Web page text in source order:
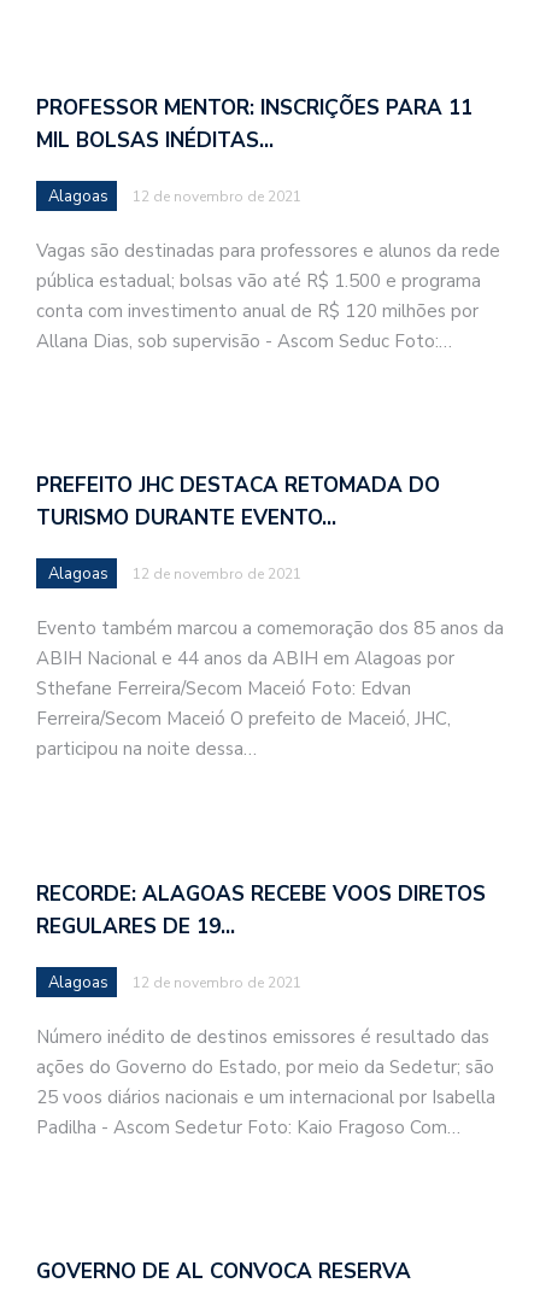
PROFESSOR MENTOR: INSCRIÇÕES PARA 11
MIL BOLSAS INÉDITAS…
Alagoas 12 de novembro de 2021
Vagas são destinadas para professores e alunos da rede
pública estadual; bolsas vão até R$ 1.500 e programa
conta com investimento anual de R$ 120 milhões por
Allana Dias, sob supervisão - Ascom Seduc Foto:…
PREFEITO JHC DESTACA RETOMADA DO
TURISMO DURANTE EVENTO…
Alagoas 12 de novembro de 2021
Evento também marcou a comemoração dos 85 anos da
ABIH Nacional e 44 anos da ABIH em Alagoas por
Sthefane Ferreira/Secom Maceió Foto: Edvan
Ferreira/Secom Maceió O prefeito de Maceió, JHC,
participou na noite dessa…
RECORDE: ALAGOAS RECEBE VOOS DIRETOS
REGULARES DE 19…
Alagoas 12 de novembro de 2021
Número inédito de destinos emissores é resultado das
ações do Governo do Estado, por meio da Sedetur; são
25 voos diários nacionais e um internacional por Isabella
Padilha - Ascom Sedetur Foto: Kaio Fragoso Com…
GOVERNO DE AL CONVOCA RESERVA